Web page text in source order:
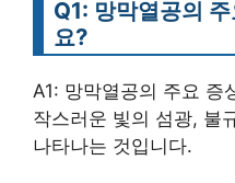
Q1: 망막열공의
요?
A1: 망막열공의 주요 증
작스러운 빛의 섬광, 불
나타나는 것입니다.